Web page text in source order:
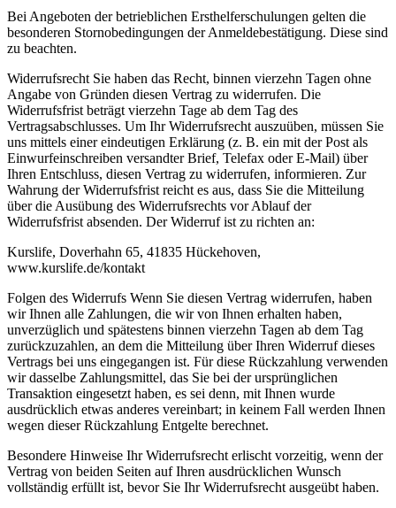
Bei Angeboten der betrieblichen Ersthelferschulungen gelten die
besonderen Stornobedingungen der Anmeldebestätigung. Diese sind
zu beachten.
Widerrufsrecht Sie haben das Recht, binnen vierzehn Tagen ohne
Angabe von Gründen diesen Vertrag zu widerrufen. Die
Widerrufsfrist beträgt vierzehn Tage ab dem Tag des
Vertragsabschlusses. Um Ihr Widerrufsrecht auszuüben, müssen Sie
uns mittels einer eindeutigen Erklärung (z. B. ein mit der Post als
Einwurfeinschreiben versandter Brief, Telefax oder E-Mail) über
Ihren Entschluss, diesen Vertrag zu widerrufen, informieren. Zur
Wahrung der Widerrufsfrist reicht es aus, dass Sie die Mitteilung
über die Ausübung des Widerrufsrechts vor Ablauf der
Widerrufsfrist absenden. Der Widerruf ist zu richten an:
Kurslife, Doverhahn 65, 41835 Hückehoven,
www.kurslife.de/kontakt
Folgen des Widerrufs Wenn Sie diesen Vertrag widerrufen, haben
wir Ihnen alle Zahlungen, die wir von Ihnen erhalten haben,
unverzüglich und spätestens binnen vierzehn Tagen ab dem Tag
zurückzuzahlen, an dem die Mitteilung über Ihren Widerruf dieses
Vertrags bei uns eingegangen ist. Für diese Rückzahlung verwenden
wir dasselbe Zahlungsmittel, das Sie bei der ursprünglichen
Transaktion eingesetzt haben, es sei denn, mit Ihnen wurde
ausdrücklich etwas anderes vereinbart; in keinem Fall werden Ihnen
wegen dieser Rückzahlung Entgelte berechnet.
Besondere Hinweise Ihr Widerrufsrecht erlischt vorzeitig, wenn der
Vertrag von beiden Seiten auf Ihren ausdrücklichen Wunsch
vollständig erfüllt ist, bevor Sie Ihr Widerrufsrecht ausgeübt haben.